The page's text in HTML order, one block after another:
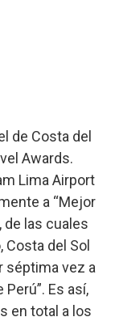
de Costa del
Awards.
Lima Airport
a “Mejor
de las cuales
del Sol
séptima vez a
Es así,
en total a los